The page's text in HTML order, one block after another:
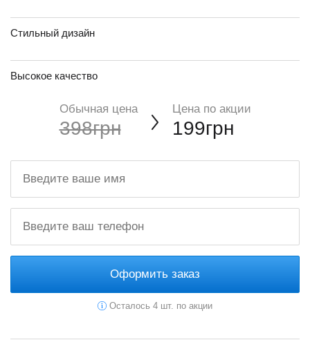
Стильный дизайн
Высокое качество
Обычная цена
398грн
Цена по акции
199грн
Оформить заказ
Осталось 4 шт. по акции